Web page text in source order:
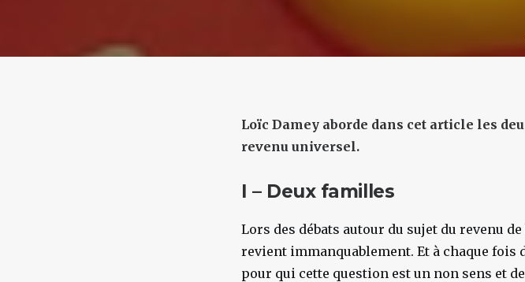
Loïc Damey aborde dans cet article les
revenu universel.
I – Deux familles
Lors des débats autour du sujet du revenu
revient immanquablement. Et à chaque fois
pour qui cette question est un non sens et